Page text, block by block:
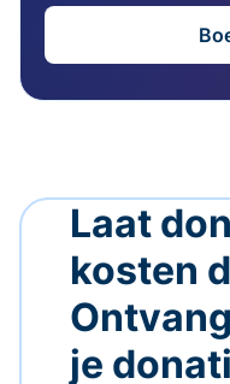
Laat
kosten
je